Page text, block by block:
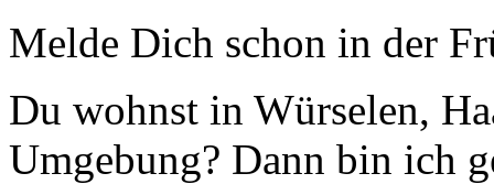
Melde Dich schon in der
Du wohnst in Würselen,
Umgebung? Dann bin ich